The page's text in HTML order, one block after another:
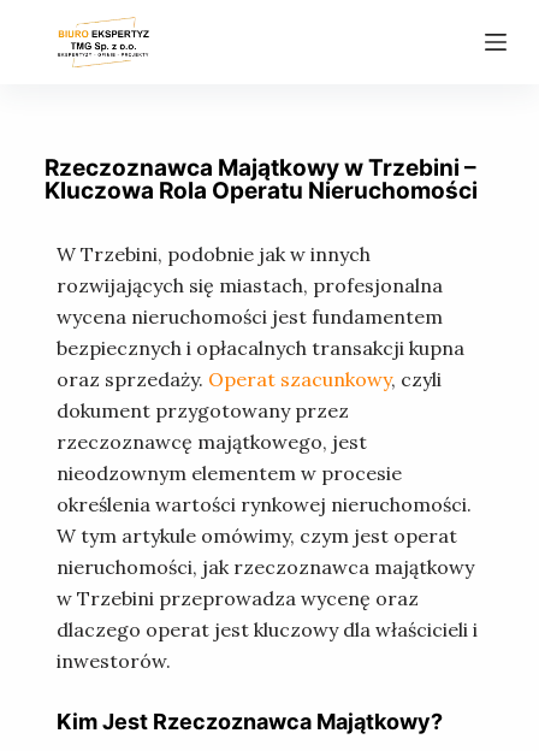
Rzeczoznawca Majątkowy w Trzebini –
Kluczowa Rola Operatu Nieruchomości
W Trzebini, podobnie jak w innych
rozwijających się miastach, profesjonalna
wycena nieruchomości jest fundamentem
bezpiecznych i opłacalnych transakcji kupna
oraz sprzedaży. Operat szacunkowy, czyli
dokument przygotowany przez
rzeczoznawcę majątkowego, jest
nieodzownym elementem w procesie
określenia wartości rynkowej nieruchomości.
W tym artykule omówimy, czym jest operat
nieruchomości, jak rzeczoznawca majątkowy
w Trzebini przeprowadza wycenę oraz
dlaczego operat jest kluczowy dla właścicieli i
inwestorów.
Kim Jest Rzeczoznawca Majątkowy?